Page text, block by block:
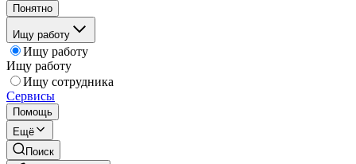
Понятно
Ищу работу
Ищу работу
Ищу работу
Ищу сотрудника
Сервисы
Помощь
Ещё
Поиск